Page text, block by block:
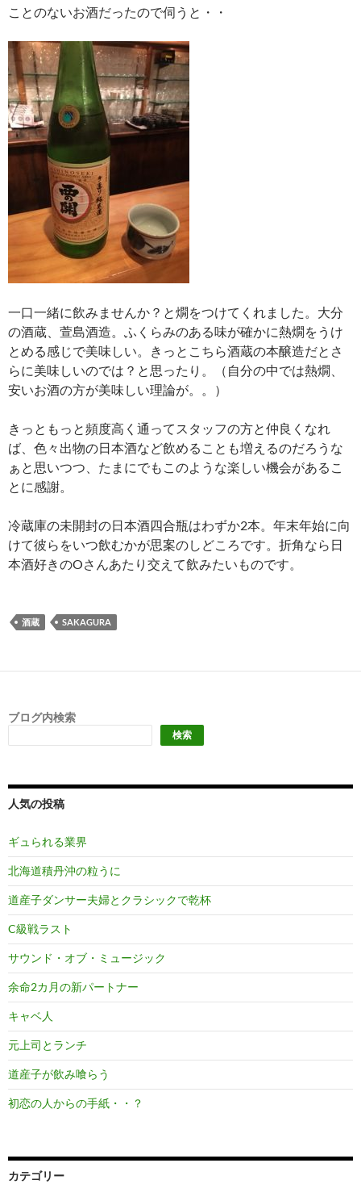
ことのないお酒だったので伺うと・・
一口一緒に飲みませんか？と燗をつけてくれました。大分
の酒蔵、萱島酒造。ふくらみのある味が確かに熱燗をうけ
とめる感じで美味しい。きっとこちら酒蔵の本醸造だとさ
らに美味しいのでは？と思ったり。（自分の中では熱燗、
安いお酒の方が美味しい理論が。。）
きっともっと頻度高く通ってスタッフの方と仲良くなれ
ば、色々出物の日本酒など飲めることも増えるのだろうな
ぁと思いつつ、たまにでもこのような楽しい機会があるこ
とに感謝。
冷蔵庫の未開封の日本酒四合瓶はわずか2本。年末年始に向
けて彼らをいつ飲むかが思案のしどころです。折角なら日
本酒好きのOさんあたり交えて飲みたいものです。
酒蔵 SAKAGURA
ブログ内検索
検索
人気の投稿
ギュられる業界
北海道積丹沖の粒うに
道産子ダンサー夫婦とクラシックで乾杯
C級戦ラスト
サウンド・オブ・ミュージック
余命2カ月の新パートナー
キャベ人
元上司とランチ
道産子が飲み喰らう
初恋の人からの手紙・・？
カテゴリー